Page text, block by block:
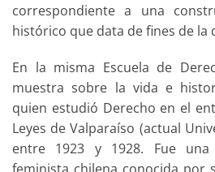
correspondiente a una
histórico que data de fines de la
En la misma Escuela de
muestra sobre la vida e
quien estudió Derecho en el
Leyes de Valparaíso (actual
entre 1923 y 1928. Fue